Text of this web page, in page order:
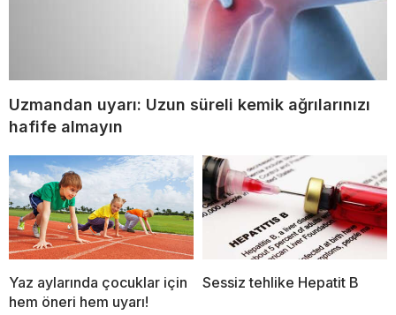
Uzmandan uyarı: Uzun süreli kemik ağrılarınızı
hafife almayın
Yaz aylarında çocuklar için
hem öneri hem uyarı!
Sessiz tehlike Hepatit B